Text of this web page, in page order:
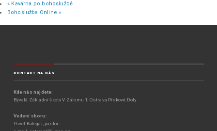
« Kavárna po bohoslužbě
Bohoslužba Online»
KONTAKT NA NÁS
Kde nás najdete:
Bývalá Základní škola V Zálomu 1, Ostrava Pískové Doly
Vedení sboru:
Pavel Kolegar, pastor